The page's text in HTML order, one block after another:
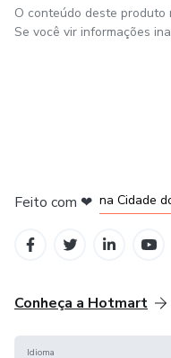
O conteúdo deste produto
Se você vir informações
Feito com ❤ na Cidade
Conheça a Hotmart
Idioma